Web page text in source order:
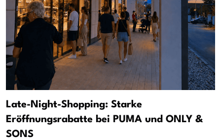
Late-Night-Shopping: Starke
Eröffnungsrabatte bei PUMA und ONLY &
SONS